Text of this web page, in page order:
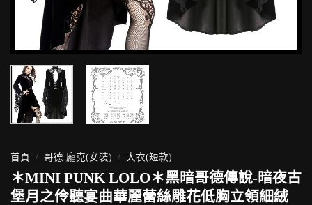
首頁 / 哥德.龐克(女裝) / 大衣(短款)
＊MINI PUNK LOLO＊黑暗哥德傳說-暗夜古
堡月之伶聽宴曲華麗蕾絲雕花低胸立領細絨